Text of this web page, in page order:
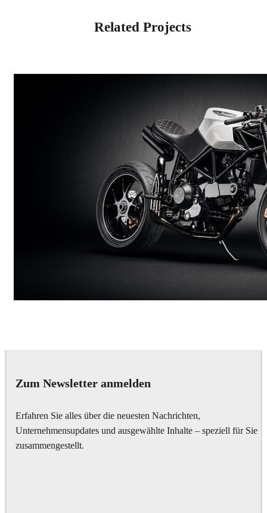
Related Projects
Zum Newsletter anmelden
Erfahren Sie alles über die neuesten Nachrichten,
Unternehmensupdates und ausgewählte Inhalte – speziell für Sie
zusammengestellt.